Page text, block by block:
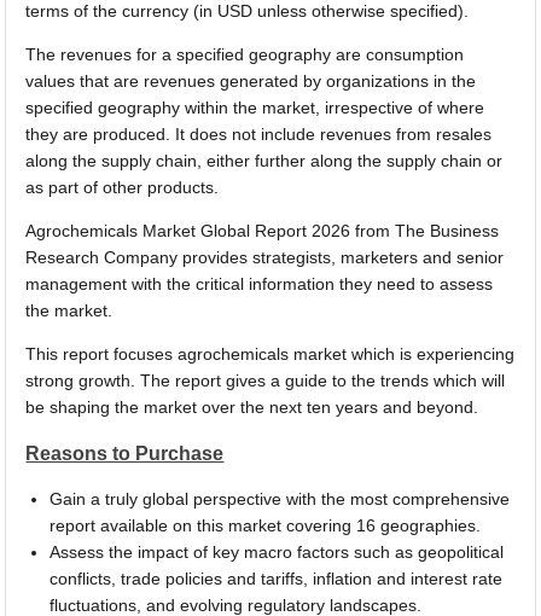
terms of the currency (in USD unless otherwise specified).
The revenues for a specified geography are consumption
values that are revenues generated by organizations in the
specified geography within the market, irrespective of where
they are produced. It does not include revenues from resales
along the supply chain, either further along the supply chain or
as part of other products.
Agrochemicals Market Global Report 2026 from The Business
Research Company provides strategists, marketers and senior
management with the critical information they need to assess
the market.
This report focuses agrochemicals market which is experiencing
strong growth. The report gives a guide to the trends which will
be shaping the market over the next ten years and beyond.
Reasons to Purchase
Gain a truly global perspective with the most comprehensive
report available on this market covering 16 geographies.
Assess the impact of key macro factors such as geopolitical
conflicts, trade policies and tariffs, inflation and interest rate
fluctuations, and evolving regulatory landscapes.